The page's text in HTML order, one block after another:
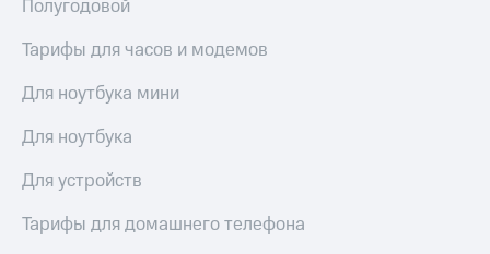
Полугодовой
Тарифы для часов и модемов
Для ноутбука мини
Для ноутбука
Для устройств
Тарифы для домашнего телефона